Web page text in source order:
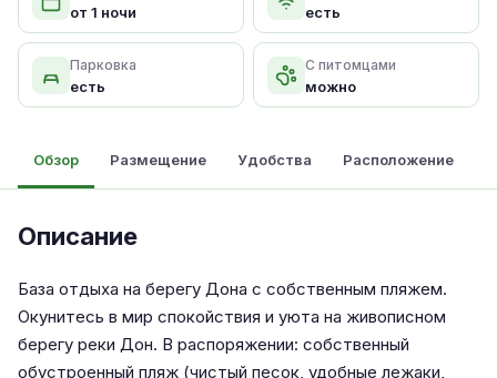
от 1 ночи есть
Парковка
есть
С питомцами
можно
Обзор Размещение Удобства Расположение
Описание
База отдыха на берегу Дона с собственным пляжем.
Окунитесь в мир спокойствия и уюта на живописном
берегу реки Дон. В распоряжении: собственный
обустроенный пляж (чистый песок, удобные лежаки,